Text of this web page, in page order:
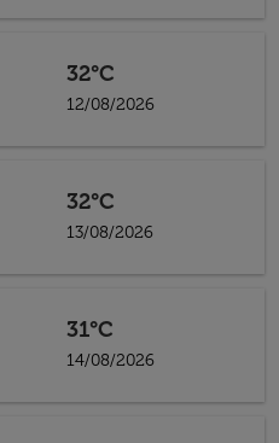
32°C
12/08/2026
32°C
13/08/2026
31°C
14/08/2026